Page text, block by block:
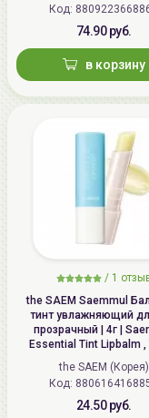
Код:
74.90 руб.
в корзину
/ 1
the SAEM Saemmul
тинт увлажняющий
прозрачный | 4г |
Essential Tint Lipbalm ,
the SAEM (Корея)
Код:
24.50 руб.